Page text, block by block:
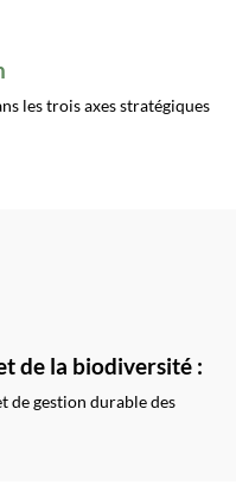
les trois axes stratégiques
de la biodiversité :
de gestion durable des